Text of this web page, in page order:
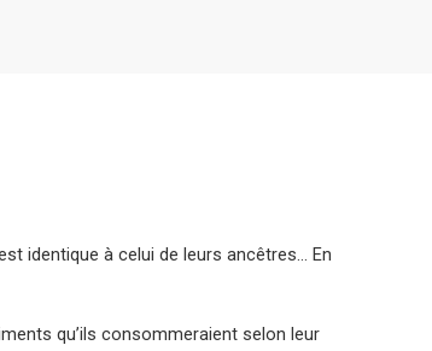
identique à celui de leurs ancêtres… En
qu’ils consommeraient selon leur